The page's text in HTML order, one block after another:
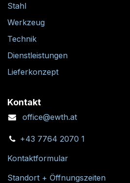
Stahl
Werkzeug
Technik
Dienstleistungen
Lieferkonzept
Kontakt
office@ewth.at
+43 7764 2070 1
Kontaktformular
Standort + Öffnungszeiten